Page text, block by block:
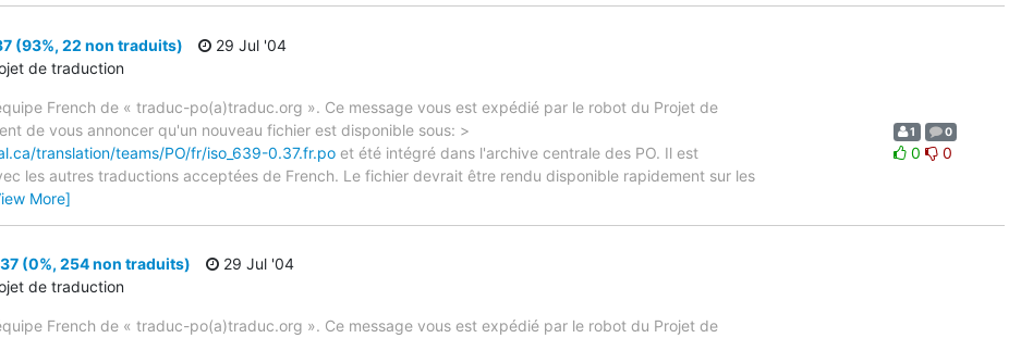
(93%, 22 non traduits)
de traduction
29 Jul '04
French de « traduc-po(a)traduc.org ». Ce message vous est expédié par le robot du Projet de
de vous annoncer qu'un nouveau fichier est disponible sous: >
translation/teams/PO/fr/iso_639-0.37.fr.po et été intégré dans l'archive centrale des PO. Il est
les autres traductions acceptées de French. Le fichier devrait être rendu disponible rapidement sur les
More]
1 0
0 0
(0%, 254 non traduits)
de traduction
29 Jul '04
French de « traduc-po(a)traduc.org ». Ce message vous est expédié par le robot du Projet de